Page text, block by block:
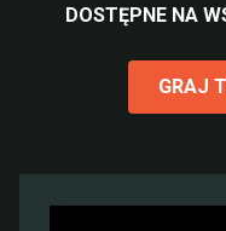
DOSTĘPNE NA
GRAJ